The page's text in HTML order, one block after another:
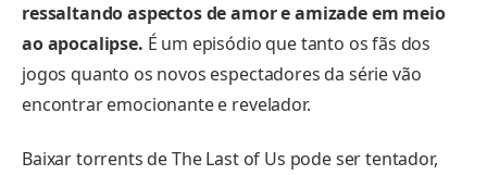
ressaltando aspectos de amor e amizade em meio
ao apocalipse. É um episódio que tanto os fãs dos
jogos quanto os novos espectadores da série vão
encontrar emocionante e revelador.
Baixar torrents de The Last of Us pode ser tentador,